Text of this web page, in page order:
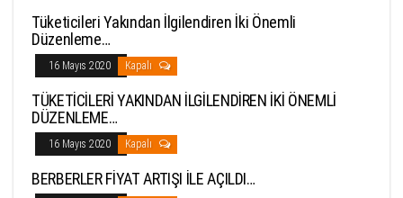
Tüketicileri Yakından İlgilendiren İki Önemli
Düzenleme…
16 Mayıs 2020 Kapalı
TÜKETİCİLERİ YAKINDAN İLGİLENDİREN İKİ ÖNEMLİ
DÜZENLEME…
16 Mayıs 2020 Kapalı
BERBERLER FİYAT ARTIŞI İLE AÇILDI…